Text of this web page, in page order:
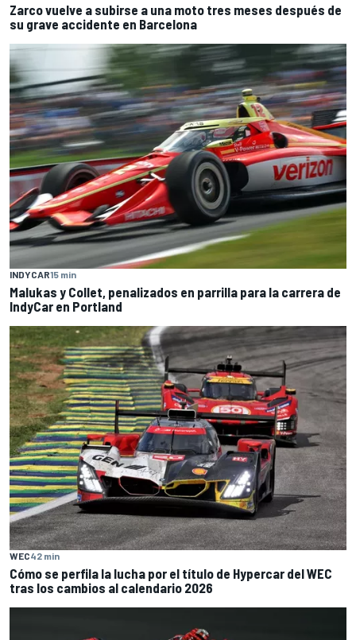
Zarco vuelve a subirse a una moto tres meses después de
su grave accidente en Barcelona
INDYCAR15 min
Malukas y Collet, penalizados en parrilla para la carrera de
IndyCar en Portland
WEC42 min
Cómo se perfila la lucha por el título de Hypercar del WEC
tras los cambios al calendario 2026